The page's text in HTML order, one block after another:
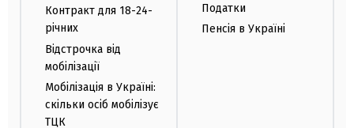
Контракт для 18-24-
річних
Відстрочка від
мобілізації
Мобілізація в Україні:
скільки осіб мобілізує
ТЦК
Податки
Пенсія в Україні